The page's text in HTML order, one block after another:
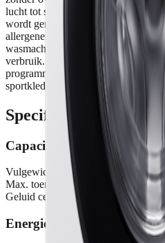
lucht tot schuim, zodat kleding ook
wordt gereinigd. De Hygiene
allergenen te verminderen. Via
wasmachine met je smartphone en
verbruik. Met energieklasse A,
programma’s was je efficiënt en
sportkleding dagelijks.
Specificaties
Capaciteit & prestaties
Vulgewicht
8 kg
Max. toerental
1400 rpm
Geluid centrifuge
Energie